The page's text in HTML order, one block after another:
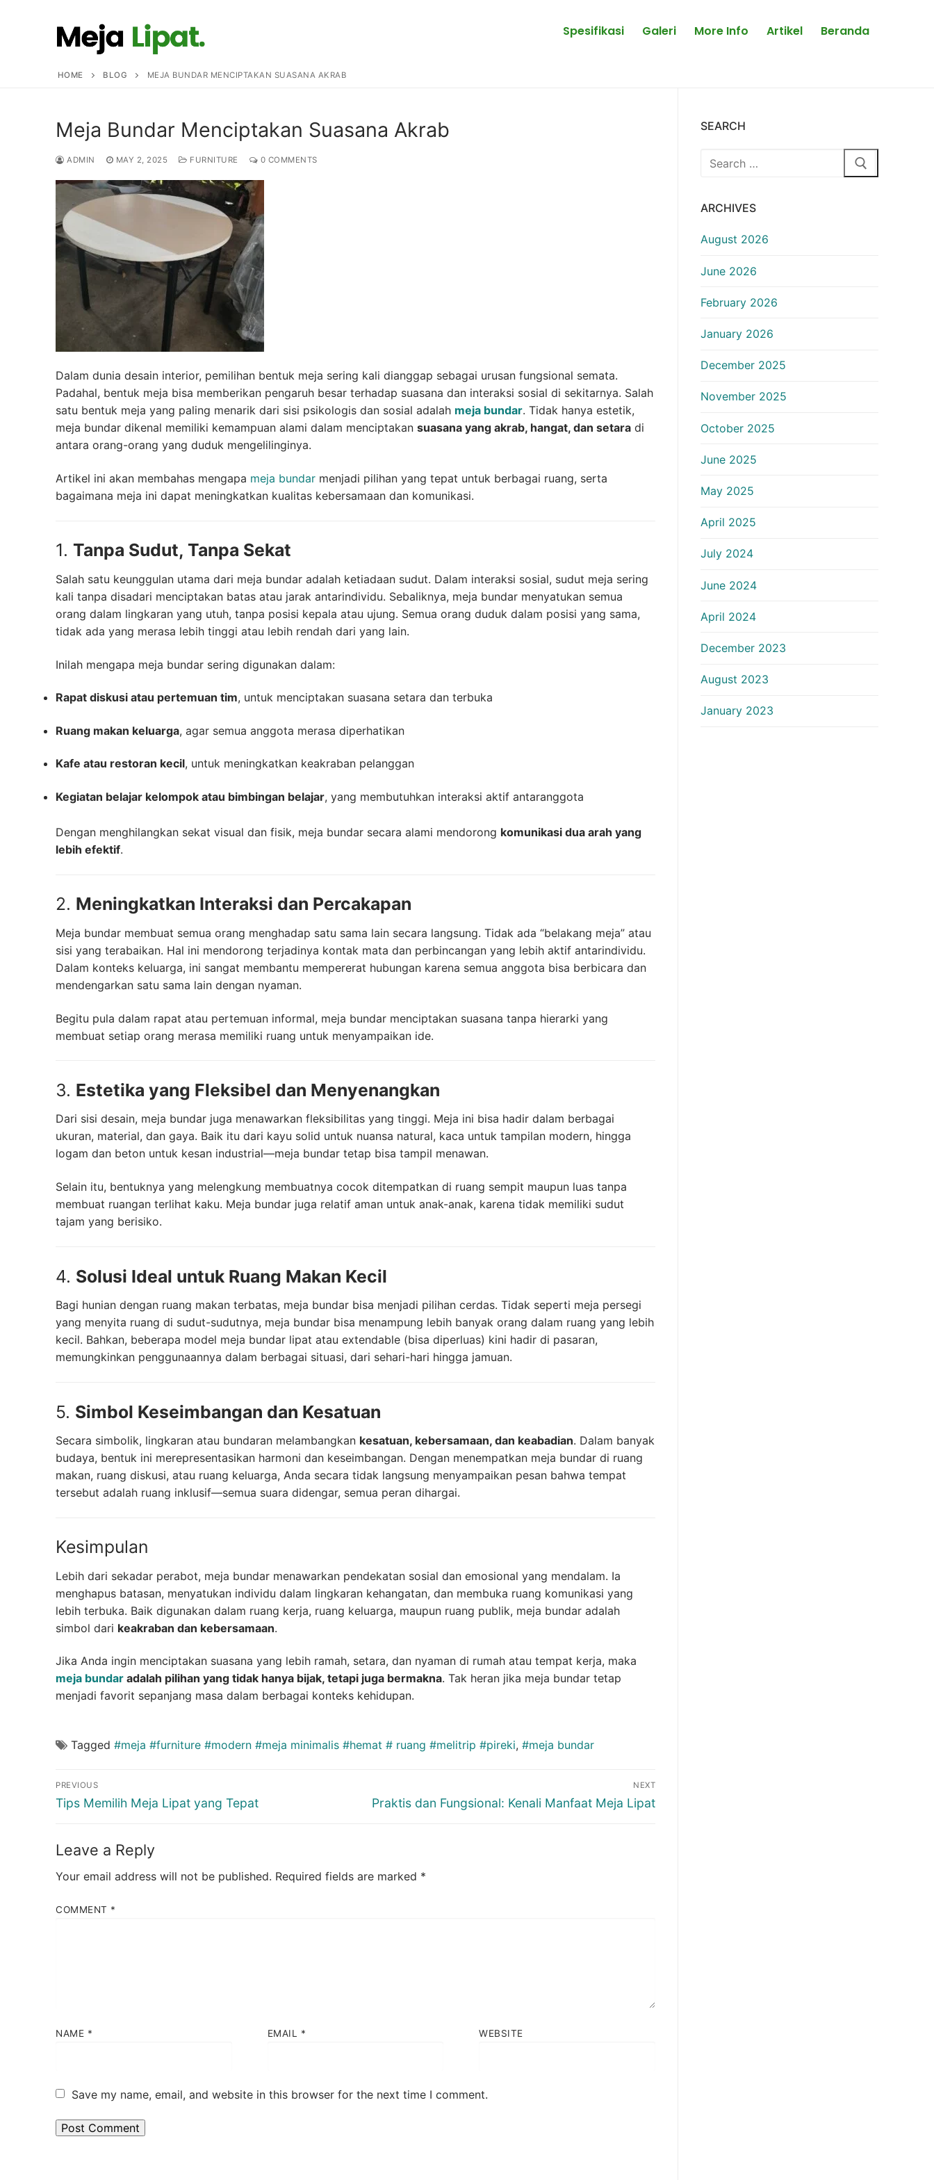
Spesifikasi Galeri More Info Artikel Beranda
HOME BLOG MEJA BUNDAR MENCIPTAKAN SUASANA AKRAB
Meja Bundar Menciptakan Suasana Akrab
ADMIN MAY 2, 2025 FURNITURE 0 COMMENTS
Dalam dunia desain interior, pemilihan bentuk meja sering kali dianggap sebagai urusan fungsional semata.
Padahal, bentuk meja bisa memberikan pengaruh besar terhadap suasana dan interaksi sosial di sekitarnya. Salah
satu bentuk meja yang paling menarik dari sisi psikologis dan sosial adalah meja bundar. Tidak hanya estetik,
meja bundar dikenal memiliki kemampuan alami dalam menciptakan suasana yang akrab, hangat, dan setara di
antara orang-orang yang duduk mengelilinginya.
Artikel ini akan membahas mengapa meja bundar menjadi pilihan yang tepat untuk berbagai ruang, serta
bagaimana meja ini dapat meningkatkan kualitas kebersamaan dan komunikasi.
1. Tanpa Sudut, Tanpa Sekat
Salah satu keunggulan utama dari meja bundar adalah ketiadaan sudut. Dalam interaksi sosial, sudut meja sering
kali tanpa disadari menciptakan batas atau jarak antarindividu. Sebaliknya, meja bundar menyatukan semua
orang dalam lingkaran yang utuh, tanpa posisi kepala atau ujung. Semua orang duduk dalam posisi yang sama,
tidak ada yang merasa lebih tinggi atau lebih rendah dari yang lain.
Inilah mengapa meja bundar sering digunakan dalam:
Rapat diskusi atau pertemuan tim, untuk menciptakan suasana setara dan terbuka
Ruang makan keluarga, agar semua anggota merasa diperhatikan
Kafe atau restoran kecil, untuk meningkatkan keakraban pelanggan
Kegiatan belajar kelompok atau bimbingan belajar, yang membutuhkan interaksi aktif antaranggota
Dengan menghilangkan sekat visual dan fisik, meja bundar secara alami mendorong komunikasi dua arah yang
lebih efektif.
2. Meningkatkan Interaksi dan Percakapan
Meja bundar membuat semua orang menghadap satu sama lain secara langsung. Tidak ada “belakang meja” atau
sisi yang terabaikan. Hal ini mendorong terjadinya kontak mata dan perbincangan yang lebih aktif antarindividu.
Dalam konteks keluarga, ini sangat membantu mempererat hubungan karena semua anggota bisa berbicara dan
mendengarkan satu sama lain dengan nyaman.
Begitu pula dalam rapat atau pertemuan informal, meja bundar menciptakan suasana tanpa hierarki yang
membuat setiap orang merasa memiliki ruang untuk menyampaikan ide.
3. Estetika yang Fleksibel dan Menyenangkan
Dari sisi desain, meja bundar juga menawarkan fleksibilitas yang tinggi. Meja ini bisa hadir dalam berbagai
ukuran, material, dan gaya. Baik itu dari kayu solid untuk nuansa natural, kaca untuk tampilan modern, hingga
logam dan beton untuk kesan industrial—meja bundar tetap bisa tampil menawan.
Selain itu, bentuknya yang melengkung membuatnya cocok ditempatkan di ruang sempit maupun luas tanpa
membuat ruangan terlihat kaku. Meja bundar juga relatif aman untuk anak-anak, karena tidak memiliki sudut
tajam yang berisiko.
4. Solusi Ideal untuk Ruang Makan Kecil
Bagi hunian dengan ruang makan terbatas, meja bundar bisa menjadi pilihan cerdas. Tidak seperti meja persegi
yang menyita ruang di sudut-sudutnya, meja bundar bisa menampung lebih banyak orang dalam ruang yang lebih
kecil. Bahkan, beberapa model meja bundar lipat atau extendable (bisa diperluas) kini hadir di pasaran,
memungkinkan penggunaannya dalam berbagai situasi, dari sehari-hari hingga jamuan.
5. Simbol Keseimbangan dan Kesatuan
Secara simbolik, lingkaran atau bundaran melambangkan kesatuan, kebersamaan, dan keabadian. Dalam banyak
budaya, bentuk ini merepresentasikan harmoni dan keseimbangan. Dengan menempatkan meja bundar di ruang
makan, ruang diskusi, atau ruang keluarga, Anda secara tidak langsung menyampaikan pesan bahwa tempat
tersebut adalah ruang inklusif—semua suara didengar, semua peran dihargai.
Kesimpulan
Lebih dari sekadar perabot, meja bundar menawarkan pendekatan sosial dan emosional yang mendalam. Ia
menghapus batasan, menyatukan individu dalam lingkaran kehangatan, dan membuka ruang komunikasi yang
lebih terbuka. Baik digunakan dalam ruang kerja, ruang keluarga, maupun ruang publik, meja bundar adalah
simbol dari keakraban dan kebersamaan.
Jika Anda ingin menciptakan suasana yang lebih ramah, setara, dan nyaman di rumah atau tempat kerja, maka
meja bundar adalah pilihan yang tidak hanya bijak, tetapi juga bermakna. Tak heran jika meja bundar tetap
menjadi favorit sepanjang masa dalam berbagai konteks kehidupan.
Tagged #meja #furniture #modern #meja minimalis #hemat # ruang #melitrip #pireki, #meja bundar
Post
navigation
PREVIOUS
Previous
Tips Memilih Meja Lipat yang Tepat
NEXT
Next
Praktis dan Fungsional: Kenali Manfaat Meja Lipat
Leave a Reply
Your email address will not be published. Required fields are marked *
COMMENT *
NAME * EMAIL * WEBSITE
Save my name, email, and website in this browser for the next time I comment.
SEARCH
Search
ARCHIVES
August 2026
June 2026
February 2026
January 2026
December 2025
November 2025
October 2025
June 2025
May 2025
April 2025
July 2024
June 2024
April 2024
December 2023
August 2023
January 2023